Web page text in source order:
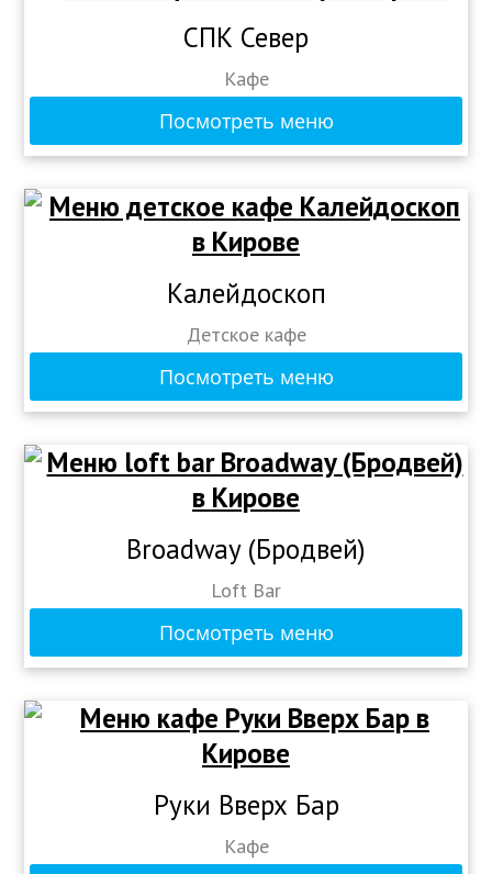
СПК Север
Кафе
Посмотреть меню
Калейдоскоп
Детское кафе
Посмотреть меню
Broadway (Бродвей)
Loft Bar
Посмотреть меню
Руки Вверх Бар
Кафе